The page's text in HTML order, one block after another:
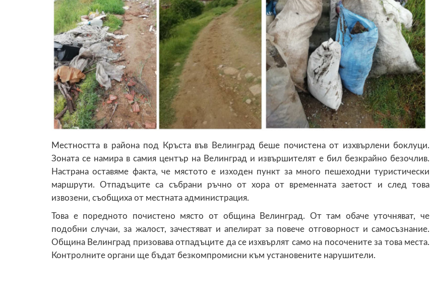
Местността в района под Кръста във Велинград беше почистена от изхвърлени боклуци.
Зоната се намира в самия център на Велинград и извършителят е бил безкрайно безочлив.
Настрана оставяме факта, че мястото е изходен пункт за много пешеходни туристически
маршрути. Отпадъците са събрани ръчно от хора от временната заетост и след това
извозени, съобщиха от местната администрация.
Това е поредното почистено място от община Велинград. От там обаче уточняват, че
подобни случаи, за жалост, зачестяват и апелират за повече отговорност и самосъзнание.
Община Велинград призовава отпадъците да се изхвърлят само на посочените за това места.
Контролните органи ще бъдат безкомпромисни към установените нарушители.